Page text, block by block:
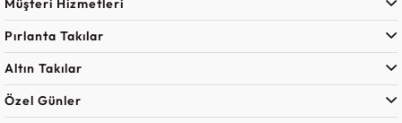
Pırlanta Takılar
Altın Takılar
Özel Günler